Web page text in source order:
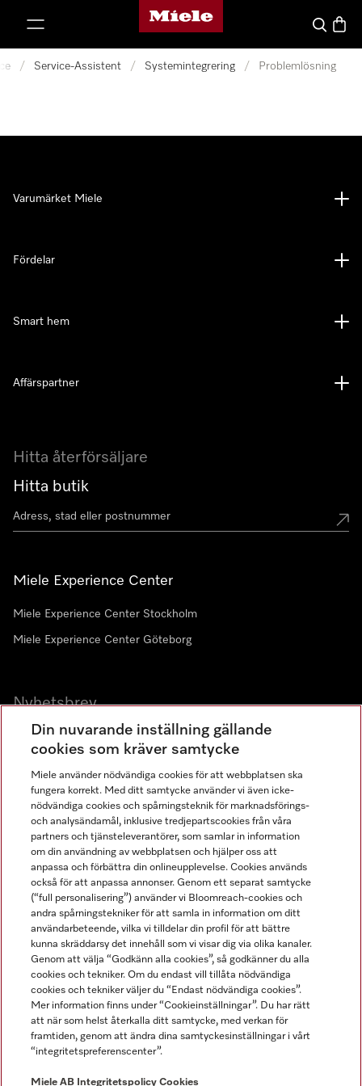
Mieles hemsida
Sök
/ Service-Assistent / Systemintegrering / Problemlösning
Hitta återförsäljare
Hitta butik
Miele Experience Center
Miele Experience Center Stockholm
Miele Experience Center Göteborg
Nyhetsbrev
Gå med i vår gemenskap
Varumärket Miele
Fördelar
Smart hem
Affärspartner
Miele AB
Allmänna villkor
Användarvillkor
Miele tillgänglighetsförklaring
Lagen om digitala tjänster
Miele på LinkedIn
Miele på Facebook
Miele på Instagram
Miele på Youtube
Din nuvarande inställning gällande
cookies som kräver samtycke
Miele använder nödvändiga cookies för att webbplatsen ska
fungera korrekt. Med ditt samtycke använder vi även icke-
nödvändiga cookies och spårningsteknik för marknadsförings-
och analysändamål, inklusive tredjepartscookies från våra
partners och tjänsteleverantörer, som samlar in information
om din användning av webbplatsen och hjälper oss att
anpassa och förbättra din onlineupplevelse. Cookies används
också för att anpassa annonser. Genom ett separat samtycke
(“full personalisering”) använder vi Bloomreach-cookies och
andra spårningstekniker för att samla in information om ditt
användarbeteende, vilka vi tilldelar din profil för att bättre
kunna skräddarsy det innehåll som vi visar dig via olika kanaler.
Genom att välja “Godkänn alla cookies”, så godkänner du alla
cookies och tekniker. Om du endast vill tillåta nödvändiga
cookies och tekniker väljer du “Endast nödvändiga cookies”.
Mer information finns under “Cookieinställningar”. Du har rätt
att när som helst återkalla ditt samtycke, med verkan för
framtiden, genom att ändra dina samtyckesinställningar i vårt
“integritetspreferenscenter”.
Miele AB Integritetspolicy Cookies